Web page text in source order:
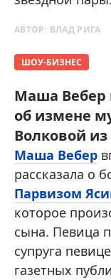
АВТОР: ВЛАД РИГА
ШОУ-БИЗНЕС
Маша Вебер
об измене
Волковой
Маша Вебер
рассказала о
Парвизом
которое
сына. Певица
супруга
газетных